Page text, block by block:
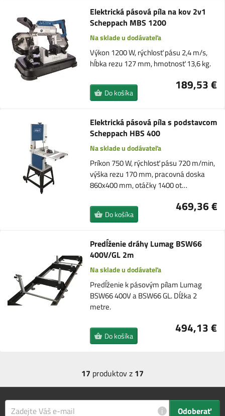
Elektrická pásová píla na kov 2v1
Scheppach MBS 1200
Na sklade u dodávateľa
Výkon 1200 W, rýchlosť pásu 2,4 m/s,
hĺbka rezu 127 mm, hmotnosť 13,6 kg.
189,53 €
Do košíka
Elektrická pásová píla s podstavcom
Scheppach HBS 400
Na sklade u dodávateľa
Príkon 750 W, rýchlosť pásu 720 m/min,
výška rezu 170 mm, pracovná doska
860x400 mm, otáčky 1400 ot…
469,36 €
Do košíka
Predĺženie dráhy Lumag BSW66
400V/GL 2m
Na sklade u dodávateľa
Predĺženie k pásovým pílam Lumag
BSW66 400V a BSW66 GL. Dĺžka 2
metre.
494,13 €
Do košíka
17 produktov z 17
i Odoberať